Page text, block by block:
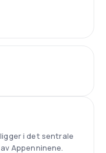
i det sentrale
Appenninene.